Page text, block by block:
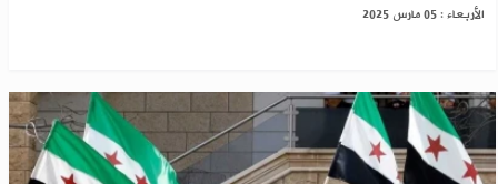
الأربعاء : 05 مارس 2025